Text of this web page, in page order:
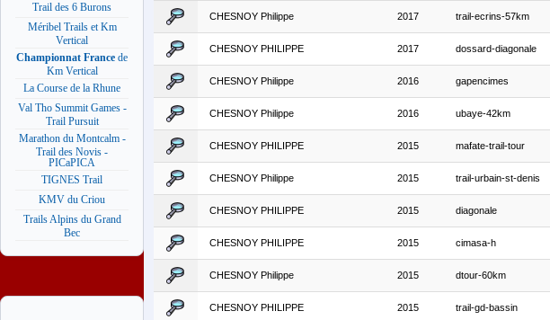
Trail des 6 Burons
Méribel Trails et Km
Vertical
Championnat France de
Km Vertical
La Course de la Rhune
Val Tho Summit Games -
Trail Pursuit
Marathon du Montcalm -
Trail des Novis -
PICaPICA
TIGNES Trail
KMV du Criou
Trails Alpins du Grand
Bec
CHESNOY Philippe 2017 trail-ecrins-57km
CHESNOY PHILIPPE 2017 dossard-diagonale
CHESNOY Philippe 2016 gapencimes
CHESNOY Philippe 2016 ubaye-42km
CHESNOY PHILIPPE 2015 mafate-trail-tour
CHESNOY Philippe 2015 trail-urbain-st-denis
CHESNOY PHILIPPE 2015 diagonale
CHESNOY PHILIPPE 2015 cimasa-h
CHESNOY Philippe 2015 dtour-60km
CHESNOY PHILIPPE 2015 trail-gd-bassin